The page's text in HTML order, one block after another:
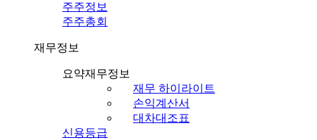
주주정보
주주총회
재무정보
요약재무정보
재무 하이라이트
손익계산서
대차대조표
신용등급